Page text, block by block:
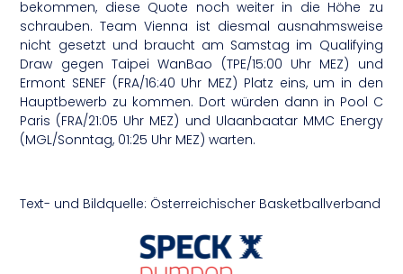
bekommen, diese Quote noch weiter in die Höhe zu
schrauben. Team Vienna ist diesmal ausnahmsweise
nicht gesetzt und braucht am Samstag im Qualifying
Draw gegen Taipei WanBao (TPE/15:00 Uhr MEZ) und
Ermont SENEF (FRA/16:40 Uhr MEZ) Platz eins, um in den
Hauptbewerb zu kommen. Dort würden dann in Pool C
Paris (FRA/21:05 Uhr MEZ) und Ulaanbaatar MMC Energy
(MGL/Sonntag, 01:25 Uhr MEZ) warten.
Text- und Bildquelle: Österreichischer Basketballverband